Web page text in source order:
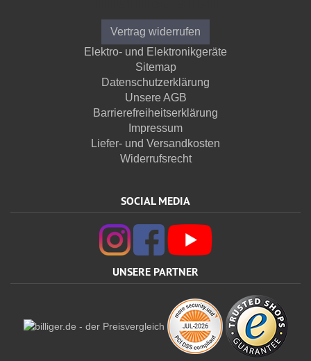
Vertrag widerrufen
Elektro- und Elektronikgeräte
Sitemap
Datenschutzerklärung
Unsere AGB
Barrierefreiheitserklärung
Impressum
Liefer- und Versandkosten
Widerrufsrecht
SOCIAL MEDIA
UNSERE PARTNER